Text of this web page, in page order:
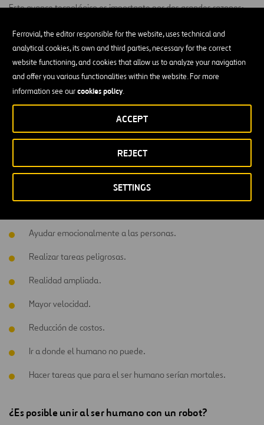
Ferrovial, the editor responsible for the website, uses technical and
analytical cookies, its own and third parties, necessary for the correct
website functioning, and cookies that allow us to analyze your navigation
and offer you various functionalities within the website. For more
information see ourcookies policy.
SETTINGS
REJECT
ACCEPT
Este avance tecnológico es importante por dos grandes razones:
Desde el punto de vista humano, la robótica evita la
exposición de los seres humanos a los residuos, reduciendo así
el impacto negativo que estos pueden tener sobre su salud.
Desde el punto de vista del negocio, la robotización permite
recuperar materiales de una forma más efectiva, reduciendo
aprovechables y tienen un mayor valor de mercado.
¿Qué ventajas puede ofrecer el uso de la
Ayudar emocionalmente a las personas.
Realizar tareas peligrosas.
Realidad ampliada.
Mayor velocidad.
Reducción de costos.
Ir a donde el humano no puede.
Hacer tareas que para el ser humano serían mortales.
¿Es posible unir al ser humano con un robot?